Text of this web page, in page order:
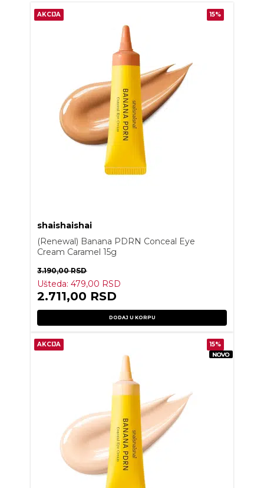
AKCIJA 15%
shaishaishai
(Renewal) Banana PDRN Conceal Eye
Cream Caramel 15g
3.190,00RSD
Ušteda:479,00 RSD
2.711,00 RSD
DODAJ U KORPU
AKCIJA 15%